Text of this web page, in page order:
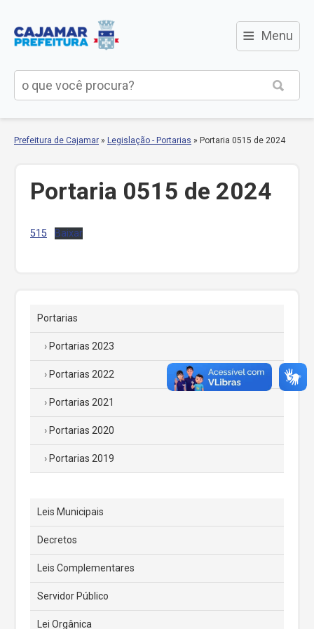
≡ Menu
Prefeitura de Cajamar » Legislação - Portarias » Portaria 0515 de 2024
Portaria 0515 de 2024
515 Baixar
Portarias
Portarias 2023
Portarias 2022
Portarias 2021
Portarias 2020
Portarias 2019
Leis Municipais
Decretos
Leis Complementares
Servidor Público
Lei Orgânica